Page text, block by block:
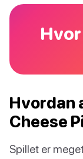
Hvordan
Cheese
Spillet er